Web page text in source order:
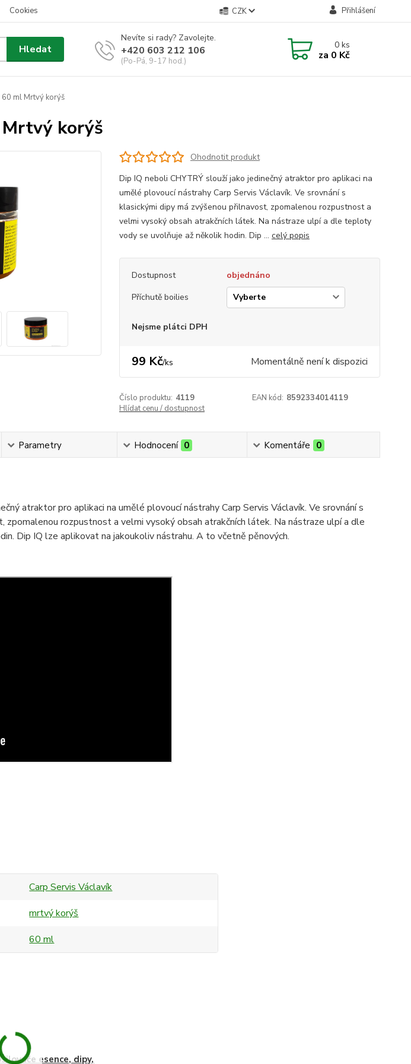
Cookies CZK Přihlášení
Hledat
Nevíte si rady? Zavolejte.
+420 603 212 106
(Po-Pá, 9-17 hod.)
0ks
za 0 Kč
60 ml Mrtvý korýš
korýš
Ohodnotit produkt
Dip IQ neboli CHYTRÝ slouží jako jedinečný atraktor pro aplikaci na
umělé plovoucí nástrahy Carp Servis Václavík. Ve srovnání s
klasickými dipy má zvýšenou přilnavost, zpomalenou rozpustnost a
velmi vysoký obsah atrakčních látek. Na nástraze ulpí a dle teploty
vody se uvolňuje až několik hodin. Dip ... celý popis
Dostupnost
objednáno
Příchutě boilies
Nejsme plátci DPH
99 Kč/ks Momentálně není k dispozici
Číslo produktu: 4119 EAN kód: 8592334014119
Hlídat cenu / dostupnost
Parametry Hodnocení 0 Komentáře 0
atraktor pro aplikaci na umělé plovoucí nástrahy Carp Servis Václavík. Ve srovnání s
zpomalenou rozpustnost a velmi vysoký obsah atrakčních látek. Na nástraze ulpí a dle
Dip IQ lze aplikovat na jakoukoliv nástrahu. A to včetně pěnových.
Carp Servis Václavík
mrtvý korýš
60 ml
esence, dipy,